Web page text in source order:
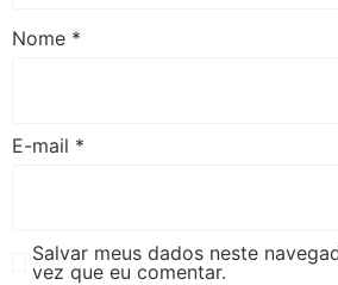
Nome *
E-mail *
Salvar meus dados neste
vez que eu comentar.